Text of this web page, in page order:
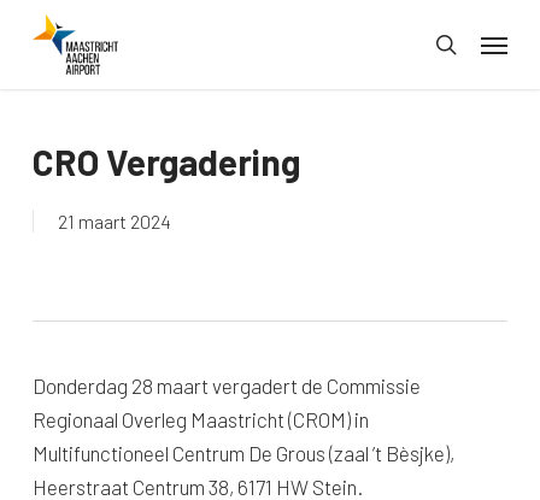
search
Menu
CRO Vergadering
21 maart 2024
Donderdag 28 maart vergadert de Commissie
Regionaal Overleg Maastricht (CROM) in
Multifunctioneel Centrum De Grous (zaal ’t Bèsjke),
Heerstraat Centrum 38, 6171 HW Stein.